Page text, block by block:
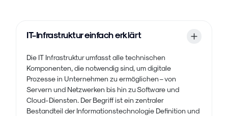
IT-Infrastruktur einfach erklärt
Die IT Infrastruktur umfasst alle technischen
Komponenten, die notwendig sind, um digitale
Prozesse in Unternehmen zu ermöglichen – von
Servern und Netzwerken bis hin zu Software und
Cloud-Diensten. Der Begriff ist ein zentraler
Bestandteil der Informationstechnologie Definition und